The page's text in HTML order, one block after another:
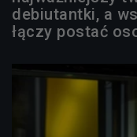
debiutantki, a
łączy postać